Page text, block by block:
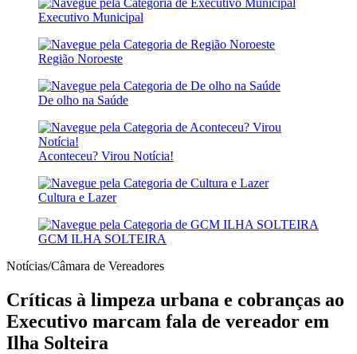
Executivo Municipal
Região Noroeste
De olho na Saúde
Aconteceu? Virou Notícia!
Cultura e Lazer
GCM ILHA SOLTEIRA
Notícias/Câmara de Vereadores
Críticas à limpeza urbana e cobranças ao
Executivo marcam fala de vereador em
Ilha Solteira